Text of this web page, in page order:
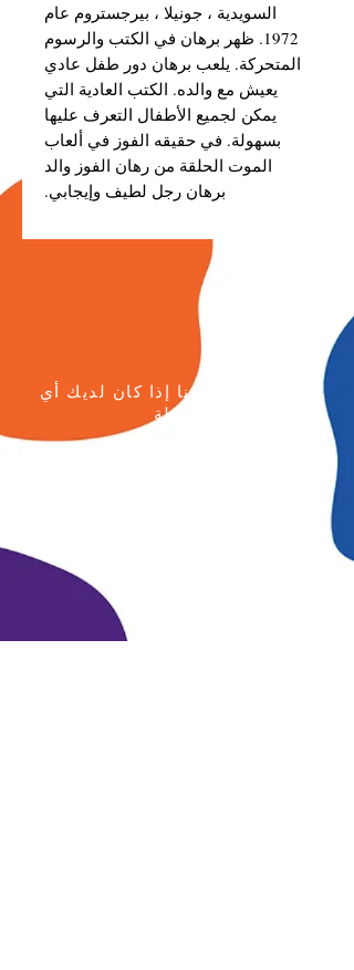
السويدية ، جونيلا ، بيرجستروم عام
1972. ظهر برهان في الكتب والرسوم
المتحركة. يلعب برهان دور طفل عادي
يعيش مع والده. الكتب العادية التي
يمكن لجميع الأطفال التعرف عليها
بسهولة. في حقيقه الفوز في ألعاب
الموت الحلقة من رهان الفوز والد
برهان رجل لطيف وإيجابي.
يرجى الاتصال بنا إذا كان لديك أي
أسئلة
عمان - جبل الحسين